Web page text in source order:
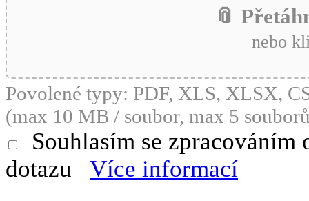
📎
nebo
Povolené typy: PDF, XLS, XLSX,
(max 10 MB / soubor, max 5
Souhlasím se
dotazu
Více informací